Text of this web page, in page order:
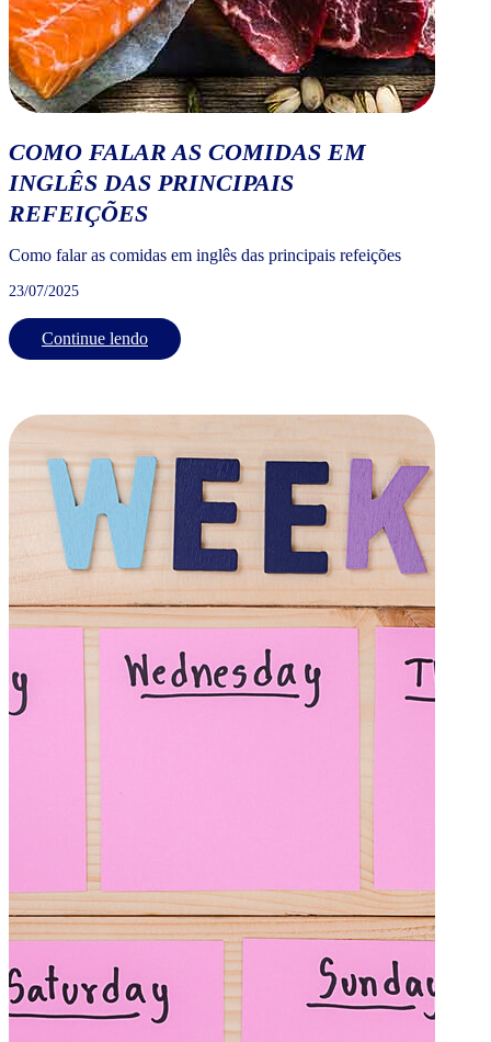
COMO FALAR AS COMIDAS EM
INGLÊS DAS PRINCIPAIS
REFEIÇÕES
Como falar as comidas em inglês das principais refeições
23/07/2025
Continue lendo